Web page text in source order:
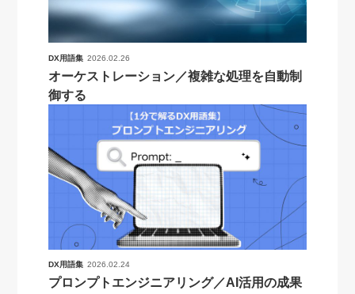
DX用語集 2026.02.26
オーケストレーション／複雑な処理を自動制
御する
DX用語集 2026.02.24
プロンプトエンジニアリング／AI活用の成果